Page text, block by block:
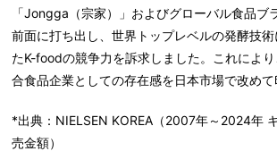
「Jongga（宗家）」およびグローバル食品ブ
前面に打ち出し、世界トップレベルの発酵技
たK-foodの競争力を訴求しました。これによ
合食品企業としての存在感を日本市場で改めて
*出典：NIELSEN KOREA（2007年～2024年
売金額）